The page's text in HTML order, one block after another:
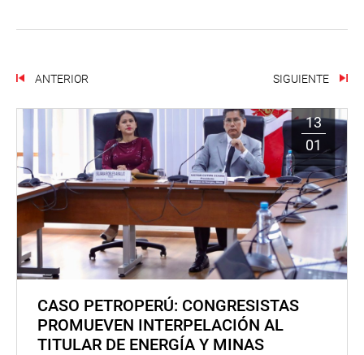
ANTERIOR SIGUIENTE
13
01
CASO PETROPERÚ: CONGRESISTAS
PROMUEVEN INTERPELACIÓN AL
TITULAR DE ENERGÍA Y MINAS